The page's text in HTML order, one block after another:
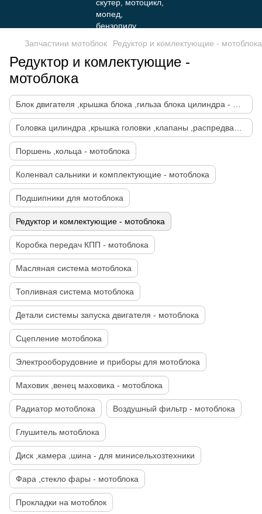
Запчастини мотоблок Редуктор и комлектующие - мотоблока
Редуктор и комлектующие -
мотоблока
Поршень ,кольца - мотоблока
Коленвал сальники и комплектующие - мотоблока
Подшипники для мотоблока
Редуктор и комлектующие - мотоблока
Коробка передач КПП - мотоблока
Масляная система мотоблока
Топливная система мотоблока
Детали системы запуска двигателя - мотоблока
Сцепление мотоблока
Электрооборудовние и приборы для мотоблока
Маховик ,венец маховика - мотоблока
Радиатор мотоблока Воздушный фильтр - мотоблока
Глушитель мотоблока
Диск ,камера ,шина - для минисельхозтехники
Фара ,стекло фары - мотоблока
Прокладки на мотоблок